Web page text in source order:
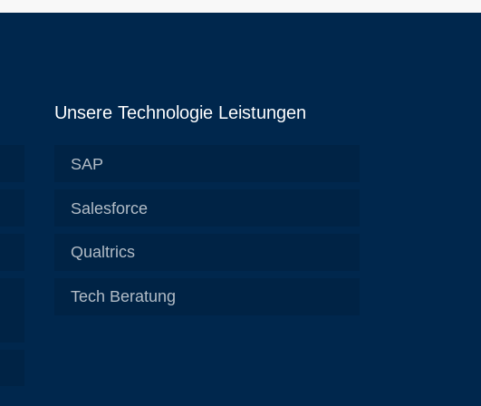
Unsere Technologie Leistungen
SAP
Salesforce
Qualtrics
Tech Beratung